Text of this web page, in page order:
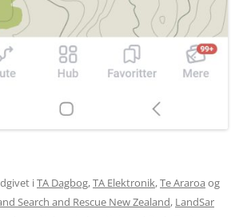
iTA Dagbog,TA Elektronik,Te Araroa og
Search and Rescue New Zealand, LandSar